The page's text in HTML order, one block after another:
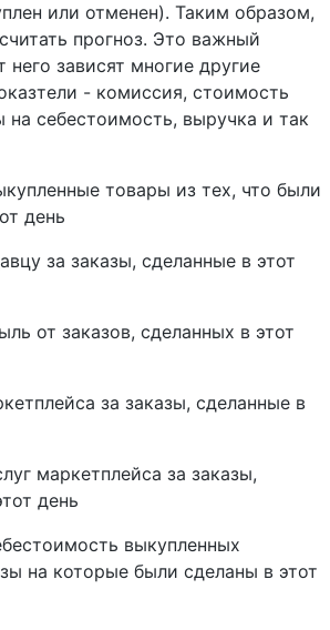
или отменен). Таким образом,
прогноз. Это важный
него зависят многие другие
- комиссия, стоимость
на себестоимость, выручка и так
товары из тех, что были
день
за заказы, сделанные в этот
от заказов, сделанных в этот
за заказы, сделанные в
маркетплейса за заказы,
день
выкупленных
на которые были сделаны в этот